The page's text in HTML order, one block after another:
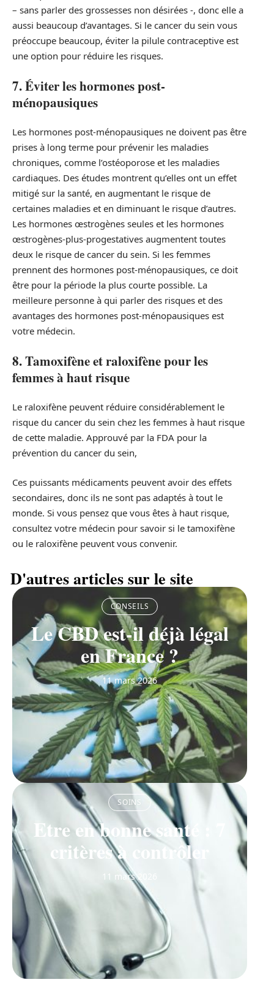
– sans parler des grossesses non désirées -, donc elle a
aussi beaucoup d’avantages. Si le cancer du sein vous
préoccupe beaucoup, éviter la pilule contraceptive est
une option pour réduire les risques.
7. Éviter les hormones post-
ménopausiques
Les hormones post-ménopausiques ne doivent pas être
prises à long terme pour prévenir les maladies
chroniques, comme l’ostéoporose et les maladies
cardiaques. Des études montrent qu’elles ont un effet
mitigé sur la santé, en augmentant le risque de
certaines maladies et en diminuant le risque d’autres.
Les hormones œstrogènes seules et les hormones
œstrogènes-plus-progestatives augmentent toutes
deux le risque de cancer du sein. Si les femmes
prennent des hormones post-ménopausiques, ce doit
être pour la période la plus courte possible. La
meilleure personne à qui parler des risques et des
avantages des hormones post-ménopausiques est
votre médecin.
8. Tamoxifène et raloxifène pour les
femmes à haut risque
Le raloxifène peuvent réduire considérablement le
risque du cancer du sein chez les femmes à haut risque
de cette maladie. Approuvé par la FDA pour la
prévention du cancer du sein,
Ces puissants médicaments peuvent avoir des effets
secondaires, donc ils ne sont pas adaptés à tout le
monde. Si vous pensez que vous êtes à haut risque,
consultez votre médecin pour savoir si le tamoxifène
ou le raloxifène peuvent vous convenir.
D'autres articles sur le site
CONSEILS
Le CBD est-il déjà légal
en France ?
11 mars 2026
SOINS
Etre en bonne santé : 7
critères à contrôler
11 mars 2026